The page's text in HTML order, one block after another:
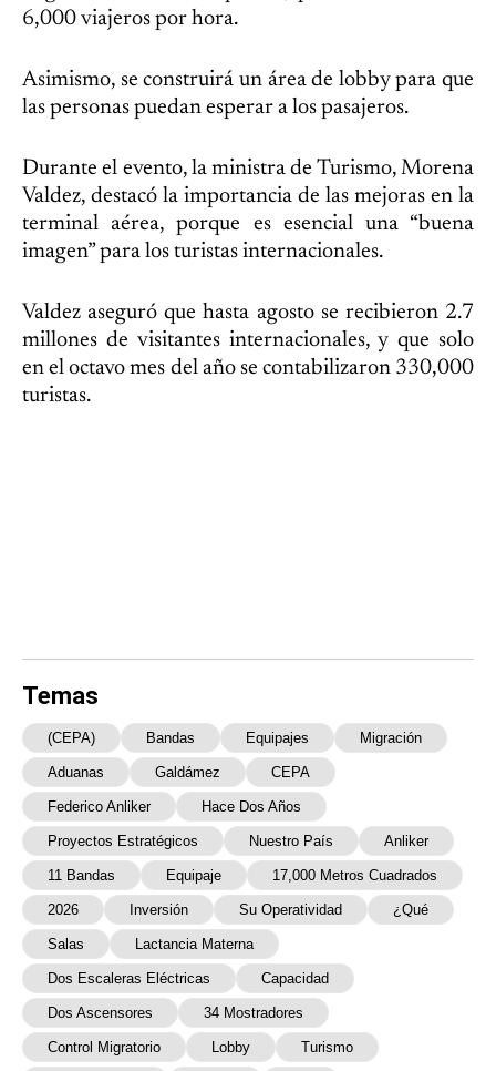
6,000 viajeros por hora.
Asimismo, se construirá un área de lobby para que
las personas puedan esperar a los pasajeros.
Durante el evento, la ministra de Turismo, Morena
Valdez, destacó la importancia de las mejoras en la
terminal aérea, porque es esencial una “buena
imagen” para los turistas internacionales.
Valdez aseguró que hasta agosto se recibieron 2.7
millones de visitantes internacionales, y que solo
en el octavo mes del año se contabilizaron 330,000
turistas.
Temas
(CEPA) Bandas Equipajes Migración
Aduanas Galdámez CEPA
Federico Anliker Hace Dos Años
Proyectos Estratégicos Nuestro País Anliker
11 Bandas Equipaje 17,000 Metros Cuadrados
2026 Inversión Su Operatividad ¿Qué
Salas Lactancia Materna
Dos Escaleras Eléctricas Capacidad
Dos Ascensores 34 Mostradores
Control Migratorio Lobby Turismo